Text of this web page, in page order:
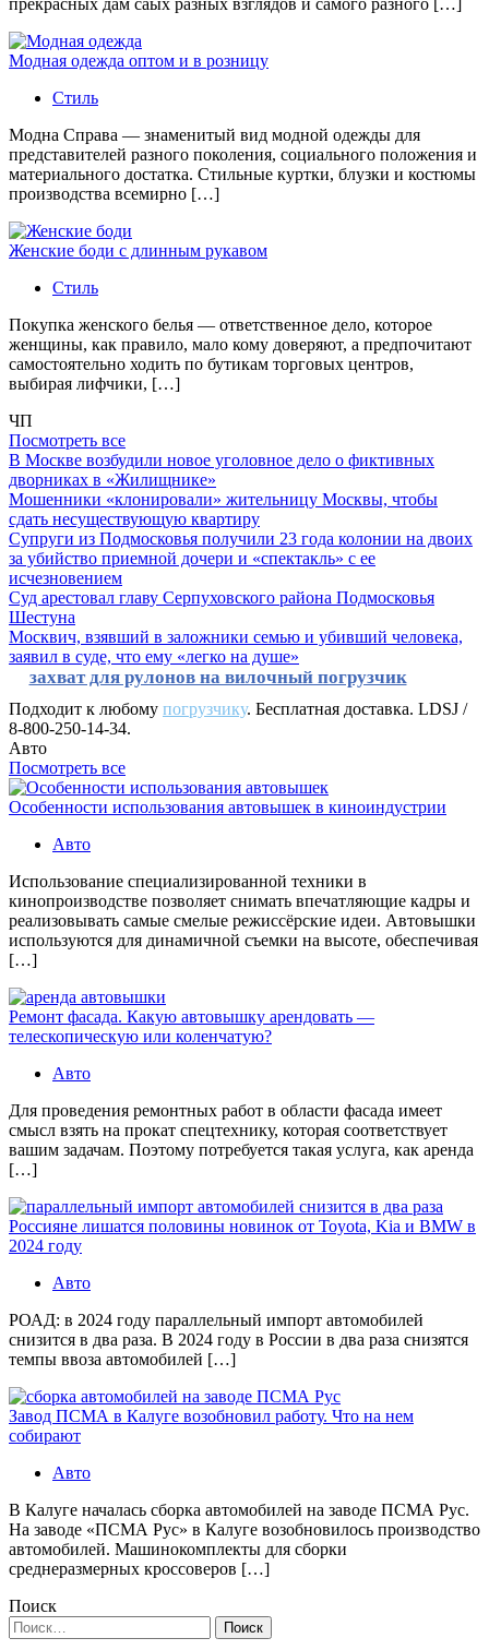
Модная одежда оптом и в розницу
Стиль
Модна Справа — знаменитый вид модной одежды для
представителей разного поколения, социального положения и
материального достатка. Стильные куртки, блузки и костюмы
производства всемирно […]
Женские боди с длинным рукавом
Стиль
Покупка женского белья — ответственное дело, которое
женщины, как правило, мало кому доверяют, а предпочитают
самостоятельно ходить по бутикам торговых центров,
выбирая лифчики, […]
ЧП
Посмотреть все
В Москве возбудили новое уголовное дело о фиктивных
дворниках в «Жилищнике»
Мошенники «клонировали» жительницу Москвы, чтобы
сдать несуществующую квартиру
Супруги из Подмосковья получили 23 года колонии на двоих
за убийство приемной дочери и «спектакль» с ее
исчезновением
Суд арестовал главу Серпуховского района Подмосковья
Шестуна
Москвич, взявший в заложники семью и убивший человека,
заявил в суде, что ему «легко на душе»
захват для рулонов на вилочный погрузчик
Подходит к любому погрузчику. Бесплатная доставка. LDSJ /
8-800-250-14-34.
Авто
Посмотреть все
Особенности использования автовышек в киноиндустрии
Авто
Использование специализированной техники в
кинопроизводстве позволяет снимать впечатляющие кадры и
реализовывать самые смелые режиссёрские идеи. Автовышки
используются для динамичной съемки на высоте, обеспечивая
[…]
Ремонт фасада. Какую автовышку арендовать —
телескопическую или коленчатую?
Авто
Для проведения ремонтных работ в области фасада имеет
смысл взять на прокат спецтехнику, которая соответствует
вашим задачам. Поэтому потребуется такая услуга, как аренда
[…]
Россияне лишатся половины новинок от Toyota, Kia и BMW в
2024 году
Авто
РОАД: в 2024 году параллельный импорт автомобилей
снизится в два раза. В 2024 году в России в два раза снизятся
темпы ввоза автомобилей […]
Завод ПСМА в Калуге возобновил работу. Что на нем
собирают
Авто
В Калуге началась сборка автомобилей на заводе ПСМА Рус.
На заводе «ПСМА Рус» в Калуге возобновилось производство
автомобилей. Машинокомплекты для сборки
среднеразмерных кроссоверов […]
Поиск
Найти: